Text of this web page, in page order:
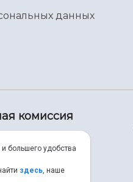
данных
комиссия
267-48-67
большего удобства
здесь, наше